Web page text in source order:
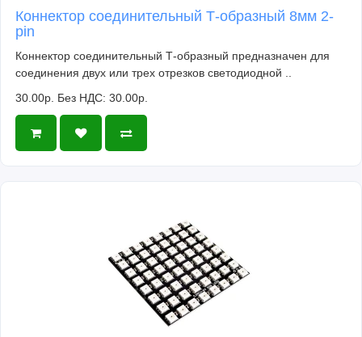
Коннектор соединительный Т-образный 8мм 2-
pin
Коннектор соединительный Т-образный предназначен для
соединения двух или трех отрезков светодиодной ..
30.00р. Без НДС: 30.00р.